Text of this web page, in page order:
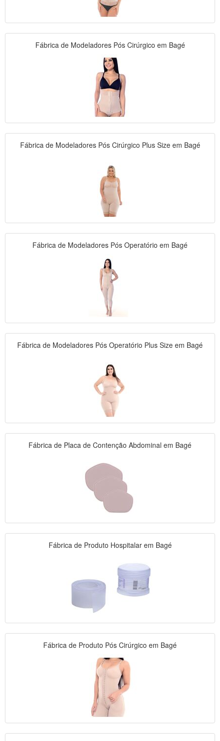
Fábrica de Modeladores Pós Cirúrgico em Bagé
Fábrica de Modeladores Pós Cirúrgico Plus Size em Bagé
Fábrica de Modeladores Pós Operatório em Bagé
Fábrica de Modeladores Pós Operatório Plus Size em Bagé
Fábrica de Placa de Contenção Abdominal em Bagé
Fábrica de Produto Hospitalar em Bagé
Fábrica de Produto Pós Cirúrgico em Bagé